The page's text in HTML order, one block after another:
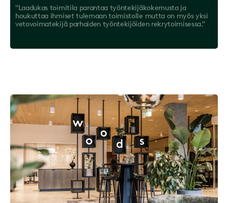
"Laadukas toimitila parantaa työntekijäkokemusta ja
houkuttaa ihmiset tulemaan toimistolle mutta on myös yksi
vetovoimatekijä parhaiden työntekijöiden rekrytoimisessa."